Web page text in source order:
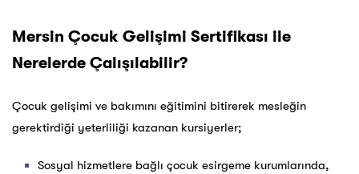
Mersin Çocuk Gelişimi Sertifikası ile
Nerelerde Çalışılabilir?
Çocuk gelişimi ve bakımını eğitimini bitirerek mesleğin
gerektirdiği yeterliliği kazanan kursiyerler;
Sosyal hizmetlere bağlı çocuk esirgeme kurumlarında,